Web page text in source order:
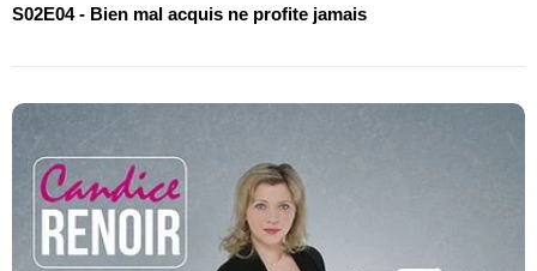
S02E04 - Bien mal acquis ne profite jamais